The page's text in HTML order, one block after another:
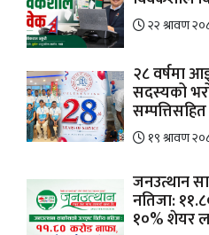
२२ श्रावण
२८ वर्षमा
सदस्यको
१९ श्रावण
जनउत्थान
नतिजा:
१०% शेयर